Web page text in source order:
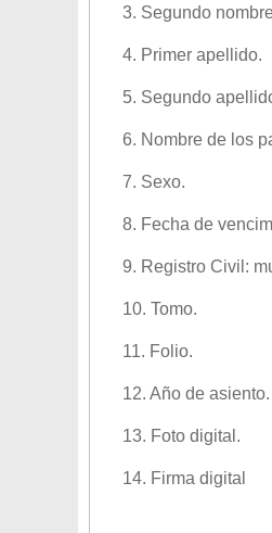
3. Segundo
4. Primer apellido.
5. Segundo
6. Nombre de los
7. Sexo.
8. Fecha de
9. Registro Civil:
10. Tomo.
11. Folio.
12. Año de asiento.
13. Foto digital.
14. Firma digital